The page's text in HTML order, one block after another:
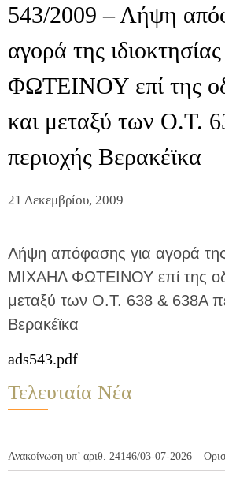
543/2009 – Λήψη
αγορά της
ΦΩΤΕΙΝΟΥ επί της
και μεταξύ των Ο.Τ.
περιοχής Βερακέϊκα
21 Δεκεμβρίου, 2009
Λήψη απόφασης για αγορά της
ΜΙΧΑΗΛ ΦΩΤΕΙΝΟΥ επί της
μεταξύ των Ο.Τ. 638 & 638Α
Βερακέϊκα
ads543.pdf
Τελευταία Νέα
Ανακοίνωση υπ’ αριθ. 24146/03-07-2026 –